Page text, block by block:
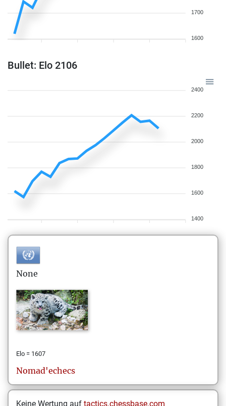
1700
1600
Bullet: Elo 2106
2400
2200
2000
1800
1600
1400
None
Elo = 1607
Nomad'echecs
Keine Wertung auf tactics.chessbase.com